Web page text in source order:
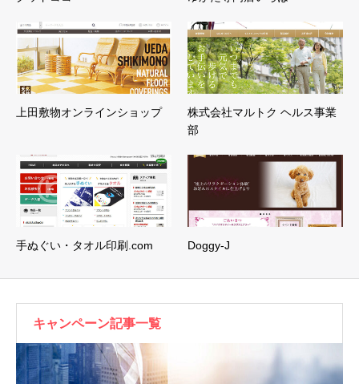
上田敷物オンラインショップ
株式会社マルトク ヘルス事業
部
手ぬぐい・タオル印刷.com Doggy-J
キャンペーン記事一覧